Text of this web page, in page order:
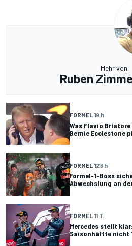
Mehr von
Ruben
FORMEL 19 h
Was Flavio
Bernie Ecclestone
FORMEL 123 h
Formel-1-Boss
Abwechslung an
FORMEL 11 T.
Mercedes stellt
Saisonhälfte nicht